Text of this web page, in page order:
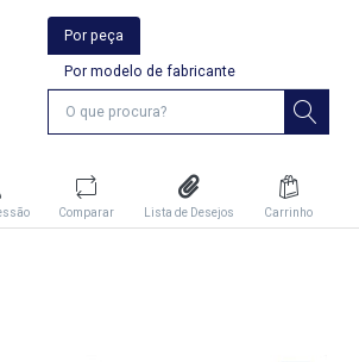
Por peça
Por modelo de fabricante
Comparar Lista de Desejos Carrinho